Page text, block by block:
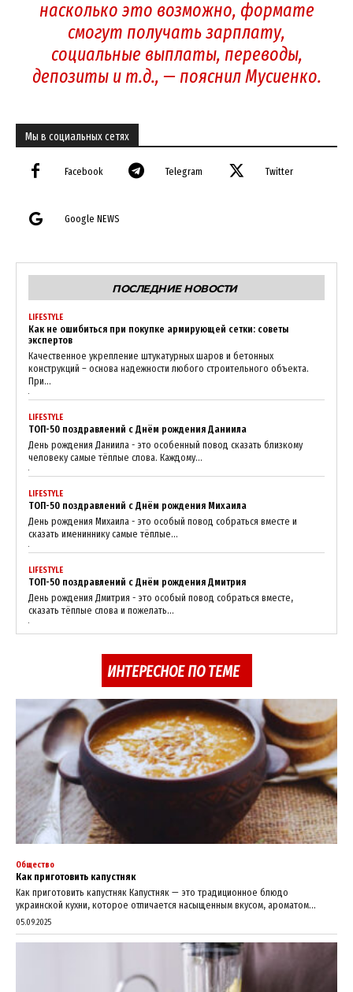
News Week
Magazine PRO
SUBSCRIBE NOW
Company
About
Contact us
My account
насколько это возможно, формате
смогут получать зарплату,
социальные выплаты, переводы,
депозиты и т.д., — пояснил Мусиенко.
Мы в социальных сетях
Facebook Telegram Twitter
Google NEWS
ПОСЛЕДНИЕ НОВОСТИ
LIFESTYLE
Как не ошибиться при покупке армирующей сетки: советы
экспертов
Качественное укрепление штукатурных шаров и бетонных
конструкций – основа надежности любого строительного объекта.
При...
LIFESTYLE
ТОП-50 поздравлений с Днём рождения Даниила
День рождения Даниила - это особенный повод сказать близкому
человеку самые тёплые слова. Каждому...
LIFESTYLE
ТОП-50 поздравлений с Днём рождения Михаила
День рождения Михаила - это особый повод собраться вместе и
сказать имениннику самые тёплые...
LIFESTYLE
ТОП-50 поздравлений с Днём рождения Дмитрия
День рождения Дмитрия - это особый повод собраться вместе,
сказать тёплые слова и пожелать...
ИНТЕРЕСНОЕ ПО ТЕМЕ
Общество
Как приготовить капустняк
Как приготовить капустняк Капустняк — это традиционное блюдо
украинской кухни, которое отличается насыщенным вкусом, ароматом...
05.09.2025